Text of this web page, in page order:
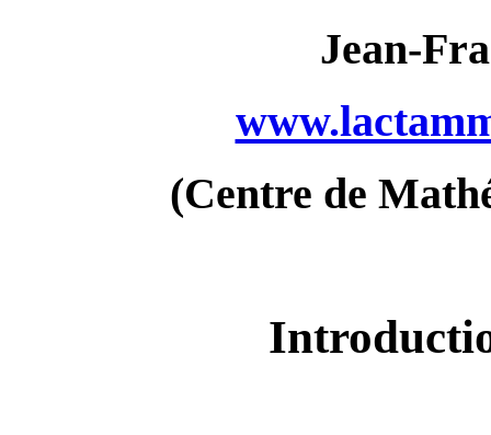
Jean-
(Centre de